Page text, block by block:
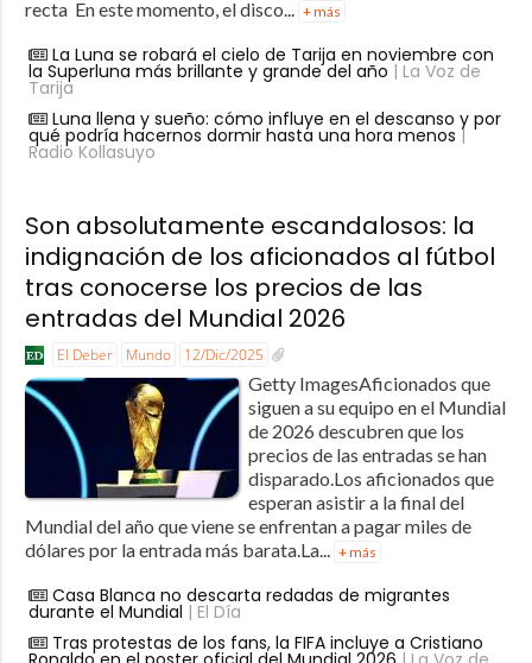
recta En este momento, el disco... + más
La Luna se robará el cielo de Tarija en noviembre con
la Superluna más brillante y grande del año | La Voz de
Tarija
Luna llena y sueño: cómo influye en el descanso y por
qué podría hacernos dormir hasta una hora menos |
Radio Kollasuyo
Son absolutamente escandalosos: la
indignación de los aficionados al fútbol
tras conocerse los precios de las
entradas del Mundial 2026
El Deber Mundo 12/Dic/2025
Getty ImagesAficionados que
siguen a su equipo en el Mundial
de 2026 descubren que los
precios de las entradas se han
disparado.Los aficionados que
esperan asistir a la final del
Mundial del año que viene se enfrentan a pagar miles de
dólares por la entrada más barata.La... + más
Casa Blanca no descarta redadas de migrantes
durante el Mundial | El Día
Tras protestas de los fans, la FIFA incluye a Cristiano